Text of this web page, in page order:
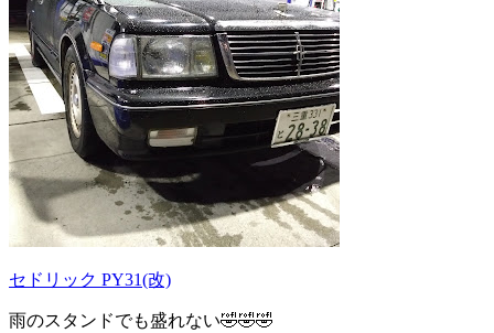
セドリック PY31(改)
雨のスタンドでも盛れない🤣🤣🤣